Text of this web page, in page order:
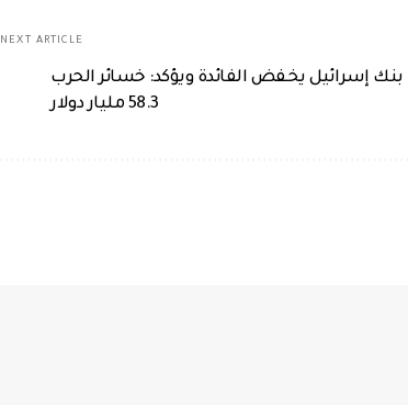
NEXT ARTICLE
بنك إسرائيل يخفض الفائدة ويؤكد: خسائر الحرب
58.3 مليار دولار